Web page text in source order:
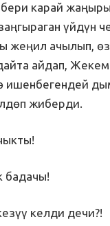
карай
үйдүн
жеңил ачылып,
айдап,
ишенбегендей
жиберди.
бадачы!
келди дечи?!